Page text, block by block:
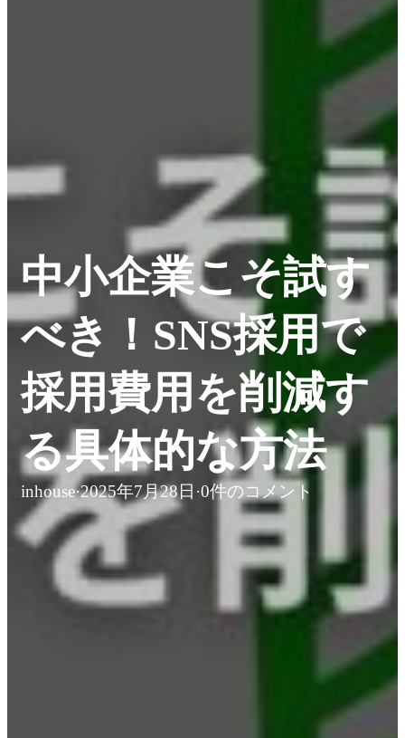
中小企業こそ試す
べき！SNS採用で
採用費用を削減す
る具体的な方法
inhouse·2025年7月28日 ·0件のコメント